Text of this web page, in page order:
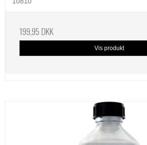
199,95 DKK
Vis produkt